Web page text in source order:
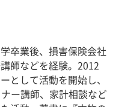
卒業後、損害保険会社
師などを経験。2012
として活動を開始し、
ー講師、家計相談など